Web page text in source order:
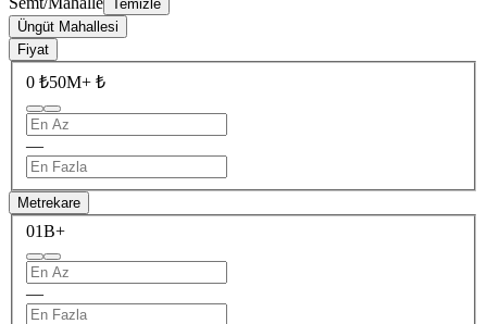
Temizle
Üngüt Mahallesi
Fiyat
0 ₺50M+ ₺
—
Metrekare
01B+
—